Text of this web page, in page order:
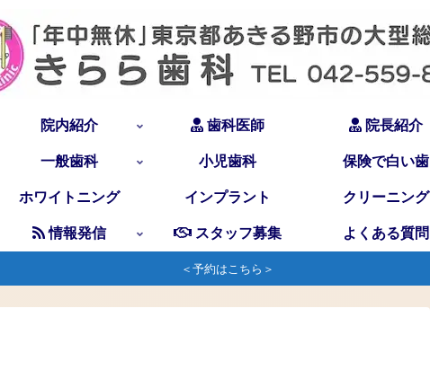
院内紹介 歯科医師 院長紹介
一般歯科 小児歯科 保険で白い歯
ホワイトニング インプラント クリーニング
情報発信 スタッフ募集 よくある質問
＜予約はこちら＞